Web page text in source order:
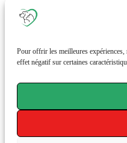
Pour offrir les meilleures expériences,
effet négatif sur certaines